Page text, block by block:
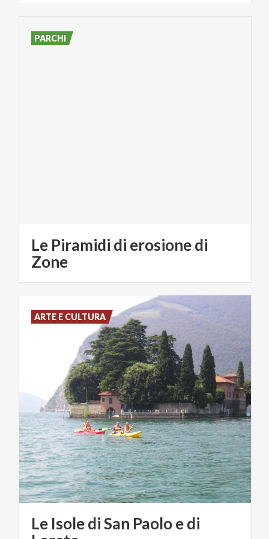
Le Piramidi di erosione di
Zone
PARCHI
Le Isole di San Paolo e di
ARTE E CULTURA